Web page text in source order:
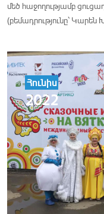
մեծ հաջողությամբ
(բեմադրությունը՝
Հունիս
2022